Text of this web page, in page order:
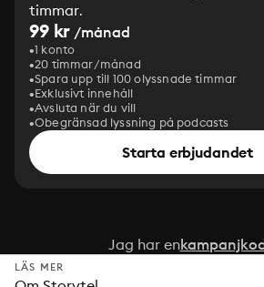
timmar.
99 kr /månad
1 konto
20 timmar/månad
Spara upp till 100 olyssnade timmar
Exklusivt innehåll
Avsluta när du vill
Obegränsad lyssning på podcasts
Starta erbjudandet
Jag har en
LÄS MER